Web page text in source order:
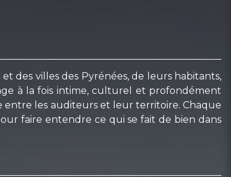
des villes des Pyrénées, de leurs habitants,
à la fois intime, culturel et profondément
entre les auditeurs et leur territoire. Chaque
faire entendre ce qui se fait de bien dans